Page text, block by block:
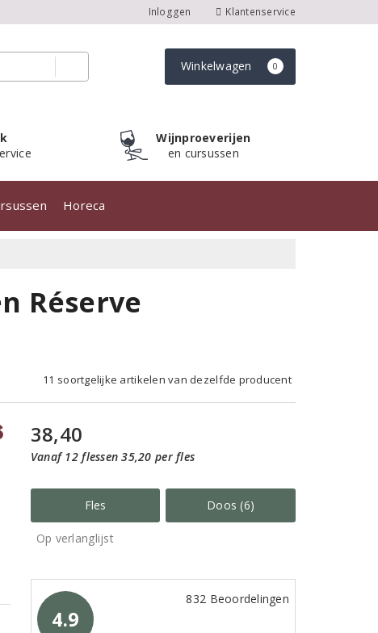
Inloggen Klantenservice
Winkelwagen 0
Wijnproeverijen
en cursussen
Horeca
Réserve
11 soortgelijke artikelen van dezelfde producent
38,40
Vanaf 12 flessen 35,20 per fles
Fles Doos (6)
Op verlanglijst
4.9
832 Beoordelingen